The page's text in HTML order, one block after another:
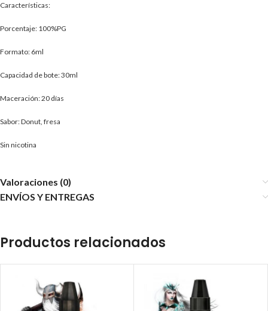
Características:
Porcentaje: 100%PG
Formato: 6ml
Capacidad de bote: 30ml
Maceración: 20 días
Sabor: Donut, fresa
Sin nicotina
Valoraciones (0)
ENVÍOS Y ENTREGAS
Productos relacionados